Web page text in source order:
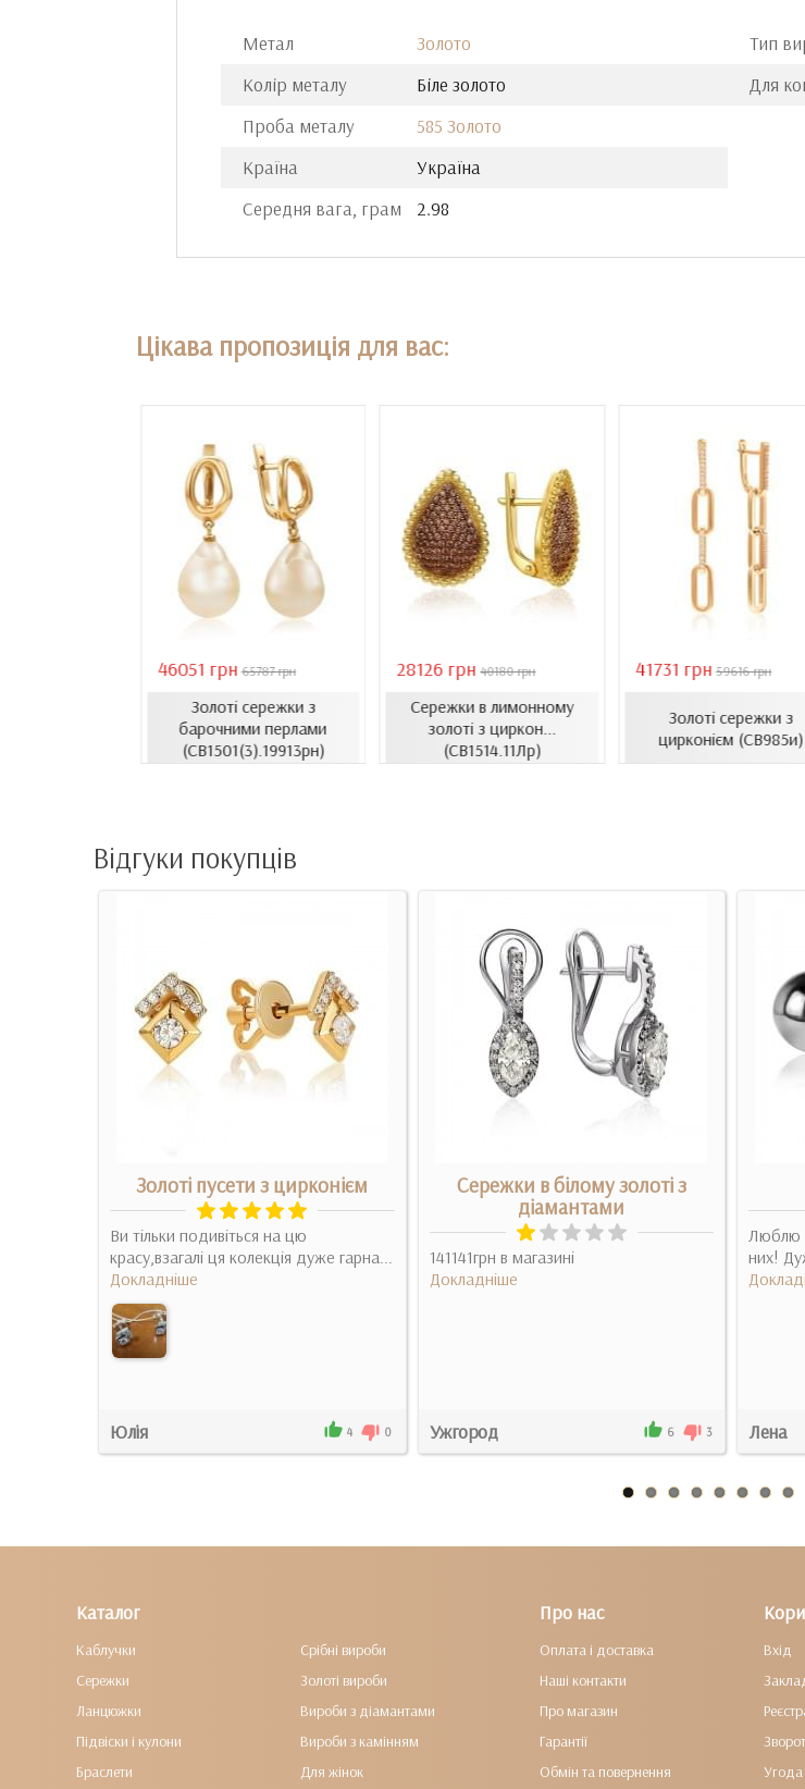
Метал
Золото
Колір металу
Біле золото
Проба металу
585 Золото
Країна
Україна
Середня вага, грам
2.98
Тип
Для
Цікава пропозиція для вас:
46051 грн 65787 грн
Золоті сережки з
барочними перлами
(СВ1501(3).19913рн)
28126 грн 40180 грн
Сережки в лимонному
золоті з циркон...
(СВ1514.11Лр)
41731 грн 59616 грн
Золоті сережки з
цирконієм (СВ985и)
Відгуки покупців
Золоті пусети з цирконієм
Ви тільки подивіться на цю
красу,взагалі ця колекція дуже гарна...
Докладніше
Юлія 4 0
Сережки в білому золоті з
діамантами
141141грн в магазині
Докладніше
Ужгород 6 3
Люблю
них!
Лена
Каталог
Каблучки
Сережки
Ланцюжки
Підвіски і кулони
Браслети
Срібні вироби
Золоті вироби
Вироби з діамантами
Вироби з камінням
Для жінок
Про нас
Оплата і доставка
Наші контакти
Про магазин
Гарантії
Обмін та повернення
Вхід
Угода